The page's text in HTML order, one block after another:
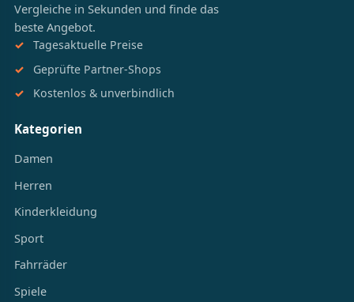
Vergleiche in Sekunden und finde das
beste Angebot.
Tagesaktuelle Preise
Geprüfte Partner-Shops
Kostenlos & unverbindlich
Kategorien
Damen
Herren
Kinderkleidung
Sport
Fahrräder
Spiele